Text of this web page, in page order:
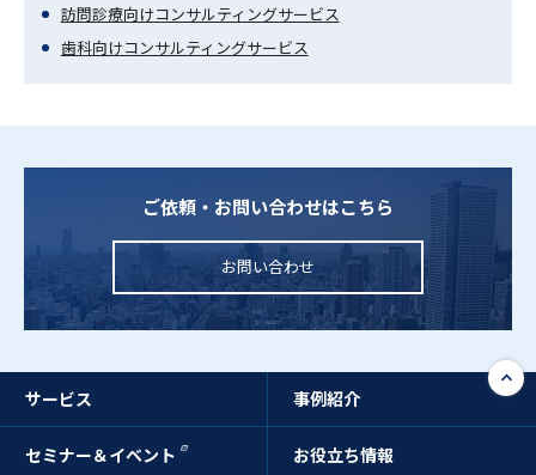
訪問診療向けコンサルティングサービス
歯科向けコンサルティングサービス
ご依頼・お問い合わせはこちら
お問い合わせ
サービス 事例紹介
セミナー＆イベント お役立ち情報